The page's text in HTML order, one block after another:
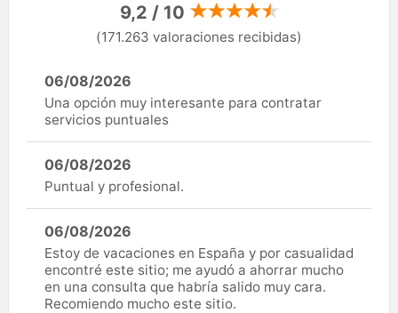
9,2 / 10
(171.263 valoraciones recibidas)
06/08/2026
Una opción muy interesante para contratar
servicios puntuales
06/08/2026
Puntual y profesional.
06/08/2026
Estoy de vacaciones en España y por casualidad
encontré este sitio; me ayudó a ahorrar mucho
en una consulta que habría salido muy cara.
Recomiendo mucho este sitio.